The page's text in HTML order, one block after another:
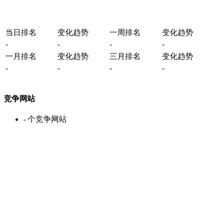
当日排名 变化趋势 一周排名
变化趋势
-
- -
-
一月排名
变化趋势 三月排名
变化趋势
-
- - -
竞争网站
- 个竞争网站